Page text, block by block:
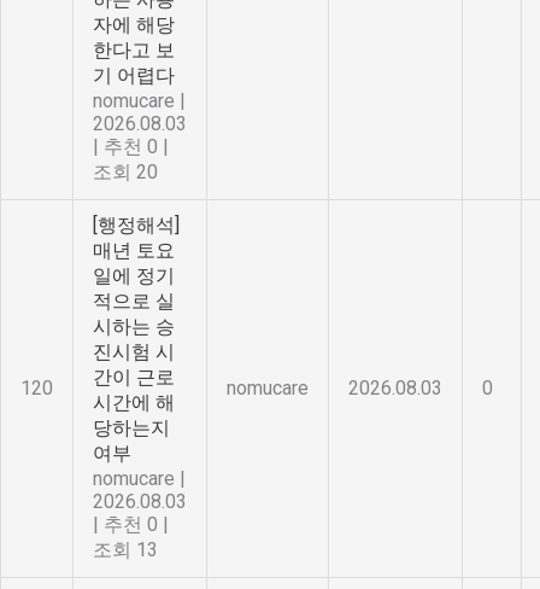
자에 해당
한다고 보
기 어렵다
nomucare |
2026.08.03
| 추천 0 |
조회 20
120
[행정해석]
매년 토요
일에 정기
적으로 실
시하는 승
진시험 시
간이 근로
시간에 해
당하는지
여부
nomucare |
2026.08.03
| 추천 0 |
조회 13
nomucare 2026.08.03 0